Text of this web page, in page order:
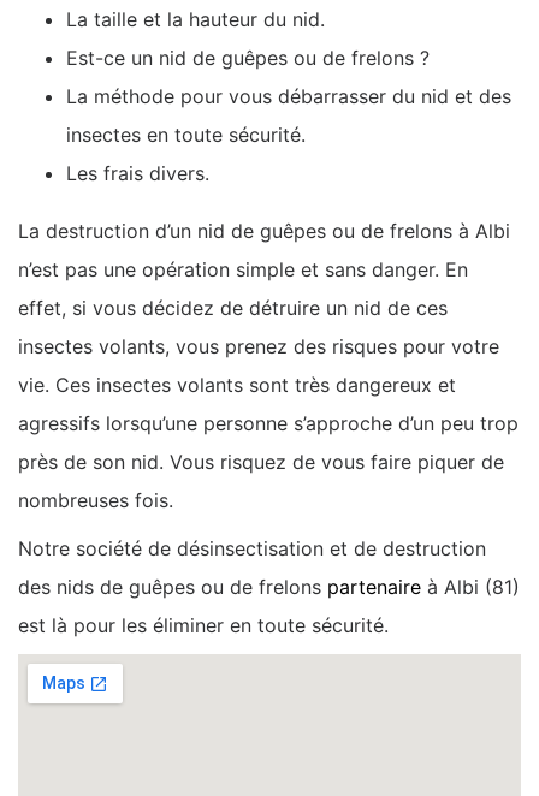
La taille et la hauteur du nid.
Est-ce un nid de guêpes ou de frelons ?
La méthode pour vous débarrasser du nid et des
insectes en toute sécurité.
Les frais divers.
La destruction d’un nid de guêpes ou de frelons à Albi
n’est pas une opération simple et sans danger. En
effet, si vous décidez de détruire un nid de ces
insectes volants, vous prenez des risques pour votre
vie. Ces insectes volants sont très dangereux et
agressifs lorsqu’une personne s’approche d’un peu trop
près de son nid. Vous risquez de vous faire piquer de
nombreuses fois.
Notre société de désinsectisation et de destruction
des nids de guêpes ou de frelons partenaire à Albi (81)
est là pour les éliminer en toute sécurité.